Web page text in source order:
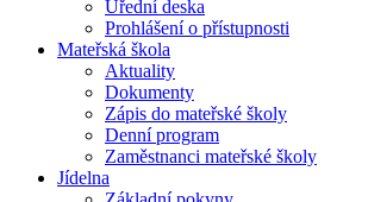
Úřední deska
Prohlášení o přístupnosti
Mateřská škola
Aktuality
Dokumenty
Zápis do mateřské školy
Denní program
Zaměstnanci mateřské školy
Jídelna